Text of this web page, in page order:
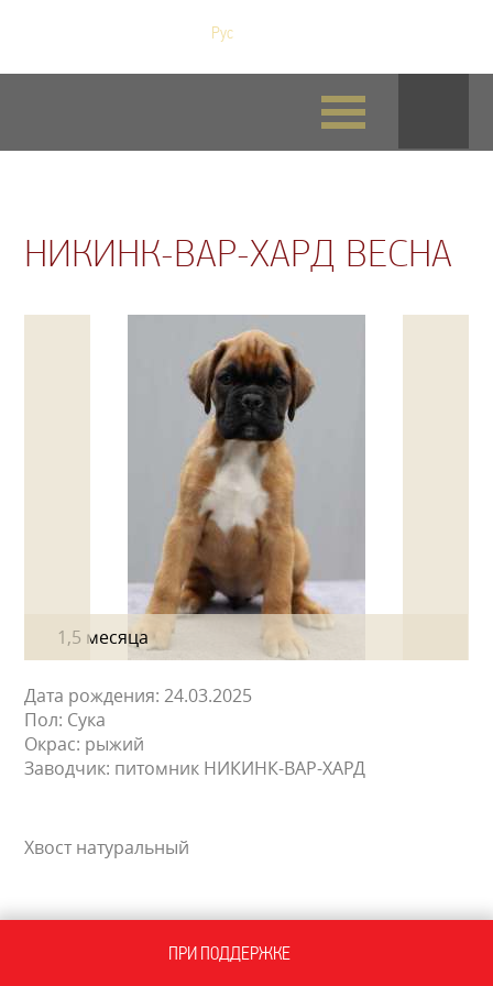
Рус
НИКИНК-ВАР-ХАРД ВЕСНА
1,5 месяца
Дата рождения: 24.03.2025
Пол: Сука
Окрас: рыжий
Заводчик: питомник НИКИНК-ВАР-ХАРД
Хвост натуральный
РОДОСЛОВНАЯ
ПРИ ПОДДЕРЖКЕ